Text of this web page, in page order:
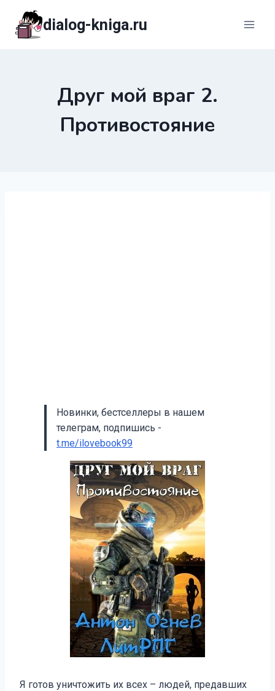
содержимому
dialog-kniga.ru
Друг мой враг 2.
Противостояние
Новинки, бестселлеры в нашем
телеграм, подпишись -
t.me/ilovebook99
Я готов уничтожить их всех – людей, предавших